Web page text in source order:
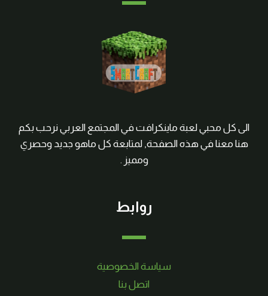
الى كل محبي لعبة ماينكرافت في المجتمع العربي نرحب بكم
هنا معنا في هذه الصفحة, لمتابعة كل ماهو جديد وحصري
ومميز .
روابط
سياسة الخصوصية
اتصل بنا